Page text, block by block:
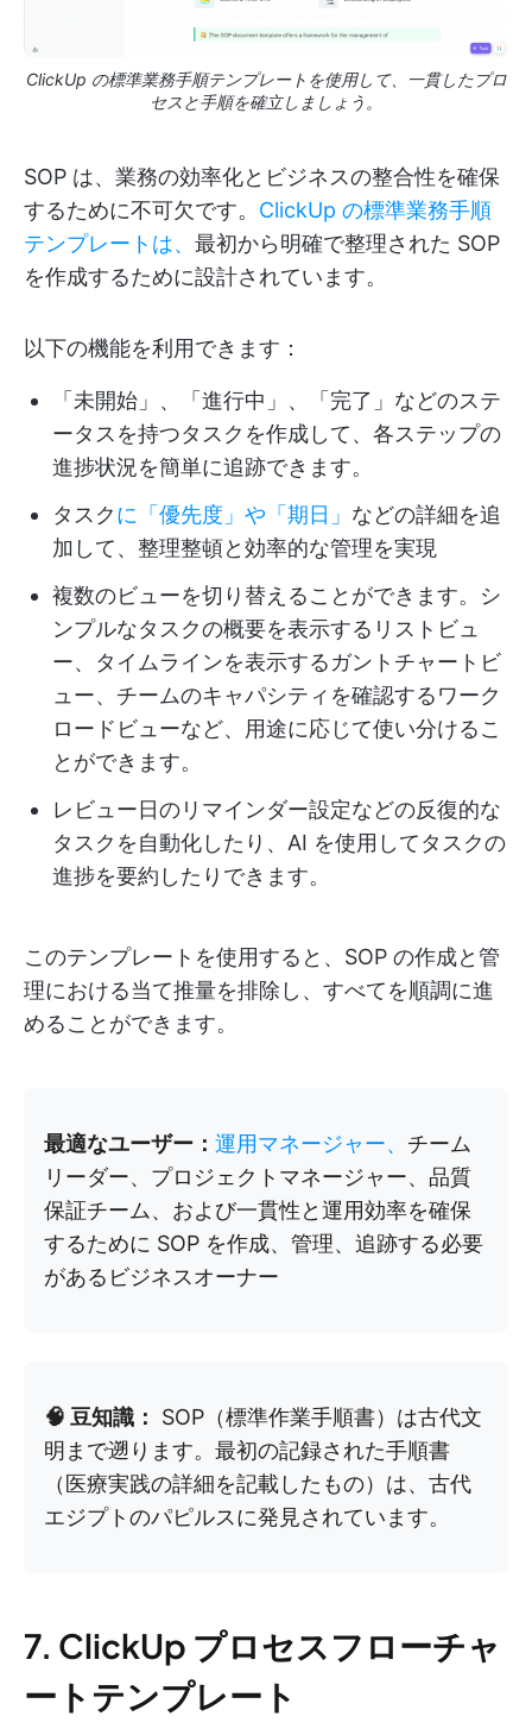
ClickUp の標準業務手順テンプレートを使用して、一貫したプロ
セスと手順を確立しましょう。
SOP は、業務の効率化とビジネスの整合性を確保
するために不可欠です。 ClickUp の標準業務手順
テンプレートは、 最初から明確で整理された SOP
を作成するために設計されています。
以下の機能を利用できます：
「未開始」、「進行中」、「完了」などのステ
ータスを持つタスクを作成して、各ステップの
進捗状況を簡単に追跡できます。
タスクに「優先度」や「期日」 などの詳細を追
加して、整理整頓と効率的な管理を実現
複数のビューを切り替えることができます。シ
ンプルなタスクの概要を表示するリストビュ
ー、タイムラインを表示するガントチャートビ
ュー、チームのキャパシティを確認するワーク
ロードビューなど、用途に応じて使い分けるこ
とができます。
レビュー日のリマインダー設定などの反復的な
タスクを自動化したり、AI を使用してタスクの
進捗を要約したりできます。
このテンプレートを使用すると、SOP の作成と管
理における当て推量を排除し、すべてを順調に進
めることができます。
最適なユーザー： 運用マネージャー、 チーム
リーダー、プロジェクトマネージャー、品質
保証チーム、および一貫性と運用効率を確保
するために SOP を作成、管理、追跡する必要
があるビジネスオーナー
🧠 豆知識：
SOP（標準作業手順書）は古代文
明まで遡ります。最初の記録された手順書
（医療実践の詳細を記載したもの）は、古代
エジプトのパピルスに発見されています。
7. ClickUp プロセスフローチャ
ートテンプレート